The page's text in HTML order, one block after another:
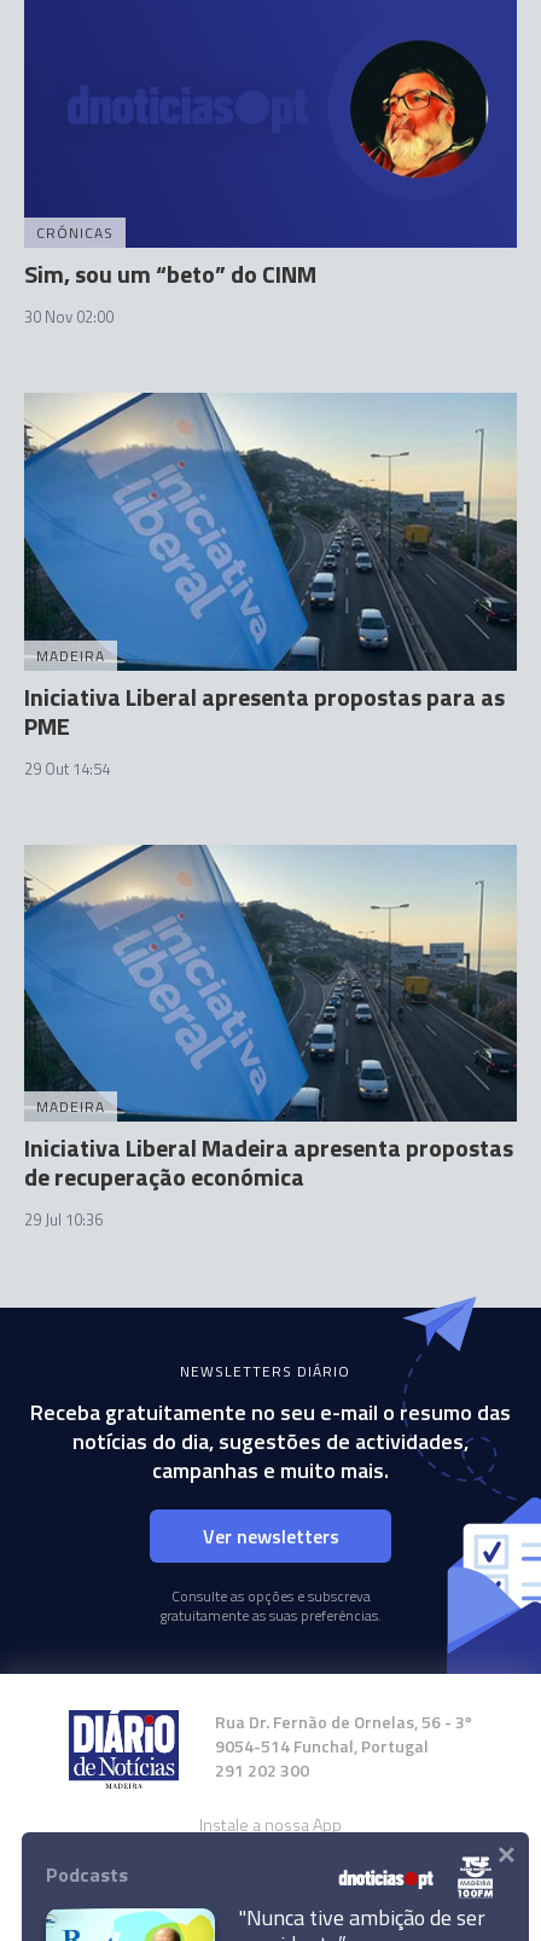
CRÓNICAS
Sim, sou um “beto” do CINM
30 Nov 02:00
MADEIRA
Iniciativa Liberal apresenta propostas para as
PME
29 Out 14:54
MADEIRA
Iniciativa Liberal Madeira apresenta propostas
de recuperação económica
29 Jul 10:36
NEWSLETTERS DIÁRIO
Receba gratuitamente no seu e-mail o resumo das
notícias do dia, sugestões de actividades,
campanhas e muito mais.
Ver newsletters
Consulte as opções e subscreva
gratuitamente as suas preferências.
Rua Dr. Fernão de Ornelas, 56 - 3º
9054-514 Funchal, Portugal
291 202 300
Instale a nossa App
Podcasts
"Nunca tive ambição de ser
×